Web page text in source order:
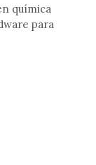
química
para